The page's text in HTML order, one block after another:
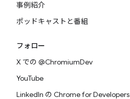
事例紹介
ポッドキャストと番組
フォロー
X での @ChromiumDev
YouTube
LinkedIn の Chrome for Developers